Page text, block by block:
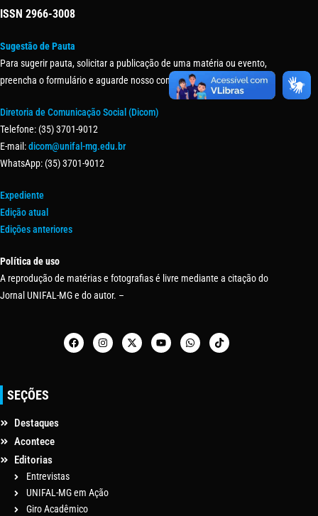
ISSN 2966-3008
Sugestão de Pauta
Para sugerir pauta, solicitar a publicação de uma matéria ou evento,
preencha o formulário e aguarde nosso contato.
Diretoria de Comunicação Social (Dicom)
Telefone: (35) 3701-9012
E-mail:dicom@unifal-mg.edu.br
WhatsApp: (35) 3701-9012
Expediente
Edição atual
Edições anteriores
Política de uso
A reprodução de matérias e fotografias é livre mediante a citação do
Jornal UNIFAL-MG e do autor. –
SEÇÕES
Destaques
Acontece
Editorias
Entrevistas
UNIFAL-MG em Ação
Giro Acadêmico